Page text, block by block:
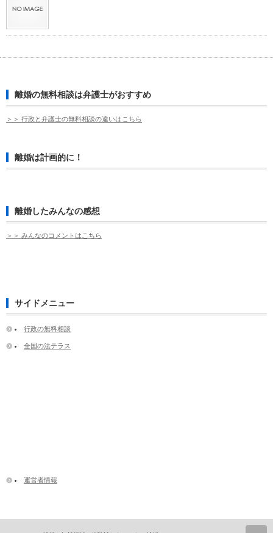
離婚の無料相談は弁護士がおすすめ
＞＞ 行政と弁護士の無料相談の違いはこちら
離婚は計画的に！
離婚したみんなの感想
＞＞ みんなのコメントはこちら
サイドメニュー
行政の無料相談
全国の法テラス
運営者情報